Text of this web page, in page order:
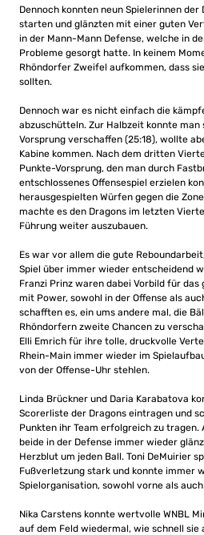
Dennoch konnten neun Spielerinnen
starten und glänzten mit einer guten
in der Mann-Mann Defense, welche in
Probleme gesorgt hatte. In keinem
Rhöndorfer Zweifel aufkommen, dass
sollten.
Dennoch war es nicht einfach die
abzuschütteln. Zur Halbzeit konnte man
Vorsprung verschaffen (25:18), wollte
Kabine kommen. Nach dem dritten
Punkte-Vorsprung, den man durch
entschlossenes Offensespiel erzielen
herausgespielten Würfen gegen die
machte es den Dragons im letzten
Führung weiter auszubauen.
Es war vor allem die gute
Spiel über immer wieder entscheidend
Franzi Prinz waren dabei Vorbild für das
mit Power, sowohl in der Offense als
schafften es, ein ums andere mal, die
Rhöndorfern zweite Chancen zu
Elli Emrich für ihre tolle, druckvolle
Rhein-Main immer wieder im
von der Offense-Uhr stehlen.
Linda Brückner und Daria Karabatova
Scorerliste der Dragons eintragen und
Punkten ihr Team erfolgreich zu tragen.
beide in der Defense immer wieder
Herzblut um jeden Ball. Toni DeMuirier
Fußverletzung stark und konnte immer
Spielorganisation, sowohl vorne als
Nika Carstens konnte wertvolle WNBL
auf dem Feld wiedermal, wie schnell sie